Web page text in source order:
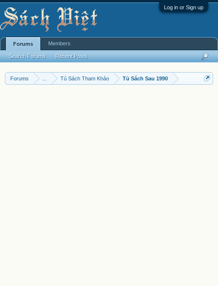
Log in or Sign up
Forums Tủ Sách Tham Khảo Tủ Sách Sau 1990
Forums
Search Forums Recent Posts
Members